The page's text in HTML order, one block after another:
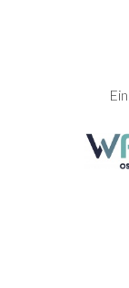
SEITENFUSS